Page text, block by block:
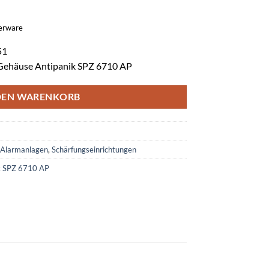
Antipanik SPZ 6710 AP
WARENKORB
Alarmanlagen,Schärfungseinrichtungen
6710 AP